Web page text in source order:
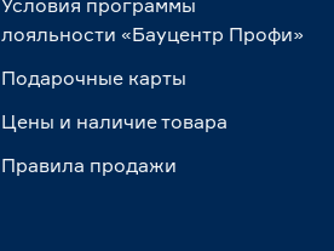
Условия программы
лояльности «Бауцентр Профи»
Подарочные карты
Цены и наличие товара
Правила продажи